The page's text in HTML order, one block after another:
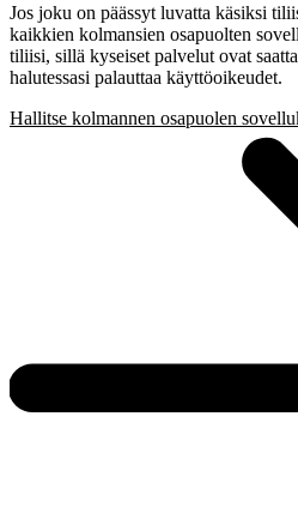
Jos joku on päässyt luvatta käsiksi
kaikkien kolmansien osapuolten
tiliisi, sillä kyseiset palvelut ovat
halutessasi palauttaa käyttöoikeudet.
Hallitse kolmannen osapuolen